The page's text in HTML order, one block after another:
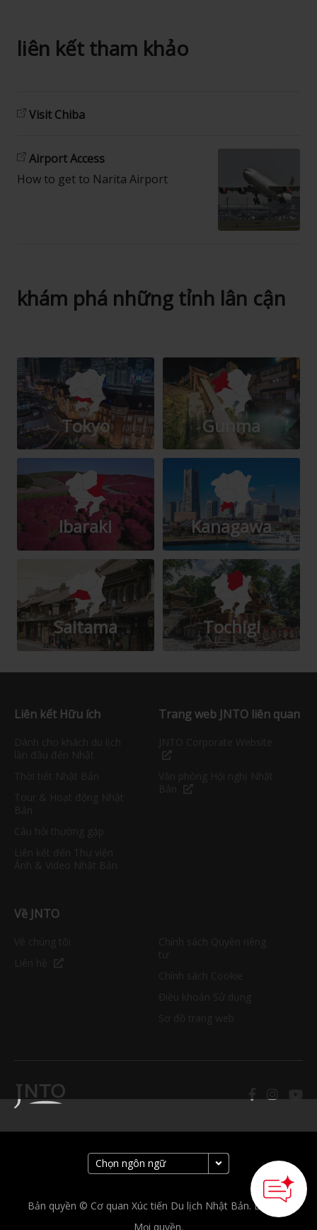
liên kết tham khảo
Visit Chiba
Airport Access
How to get to Narita Airport
khám phá những tỉnh lân cận
Tokyo Gunma
Ibaraki Kanagawa
Saitama Tochigi
Liên kết Hữu ích Trang web JNTO liên quan
Về JNTO
Bản quyền © Cơ quan Xúc tiến Du lịch Nhật Bản. Bảo lưu
Mọi quyền.